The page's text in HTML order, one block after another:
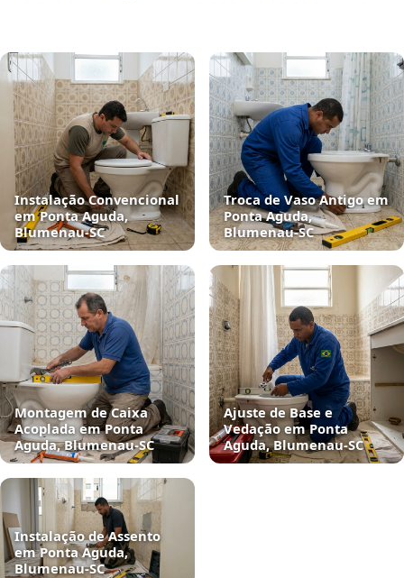
Instalação Convencional
em Ponta Aguda,
Blumenau‑SC
Troca de Vaso Antigo em
Ponta Aguda,
Blumenau‑SC
Montagem de Caixa
Acoplada em Ponta
Aguda, Blumenau‑SC
Ajuste de Base e
Vedação em Ponta
Aguda, Blumenau‑SC
Instalação de Assento
em Ponta Aguda,
Blumenau‑SC